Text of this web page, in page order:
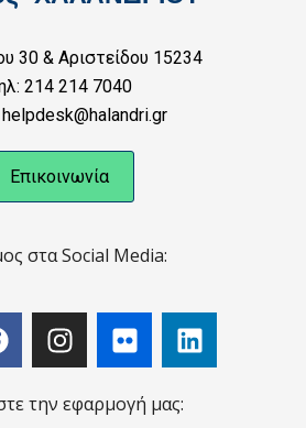
30 & Αριστείδου 15234
214 214 7040
Επικοινωνία
στα Social Media:
την εφαρμογή μας: